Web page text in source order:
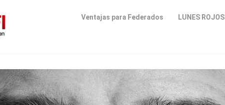
Ventajas para Federados LUNES ROJOS